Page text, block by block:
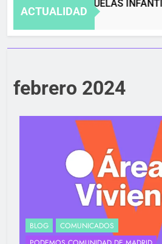
ACTUALIDAD
EN LAS ESCUELAS
4 Meses Atrás
febrero 2024
BLOG
COMUNICADOS